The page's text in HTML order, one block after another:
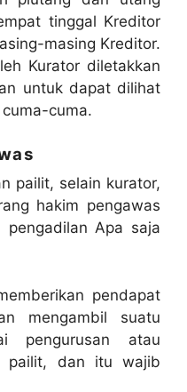
tinggal Kreditor
masing Kreditor.
Kurator diletakkan
untuk dapat dilihat
cuma.
pailit, selain kurator,
hakim pengawas
Apa saja
pendapat
mengambil suatu
pengurusan atau
pailit, dan itu wajib